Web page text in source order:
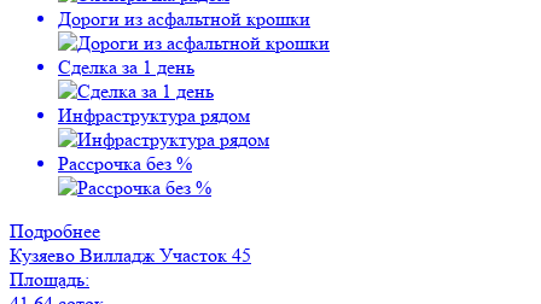
Дороги из асфальтной крошки
Сделка за 1 день
Инфраструктура рядом
Рассрочка без %
Подробнее
Кузяево Вилладж Участок 45
Площадь: